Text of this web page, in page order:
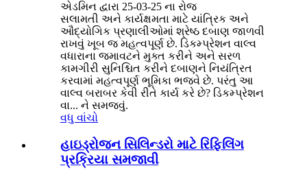
એડમિન દ્વારા 25-03-25 ના રોજ
સલામતી અને કાર્યક્ષમતા માટે યાંત્રિક અને
ઔદ્યોગિક પ્રણાલીઓમાં શ્રેષ્ઠ દબાણ જાળવી
રાખવું ખૂબ જ મહત્વપૂર્ણ છે. ડિકમ્પ્રેશન વાલ્વ
વધારાના જમાવટને મુક્ત કરીને અને સરળ
કામગીરી સુનિશ્ચિત કરીને દબાણને નિયંત્રિત
કરવામાં મહત્વપૂર્ણ ભૂમિકા ભજવે છે. પરંતુ આ
વાલ્વ બરાબર કેવી રીતે કાર્ય કરે છે? ડિકમ્પ્રેશન
વા... ને સમજવું.
વધુ વાંચો
હાઇડ્રોજન સિલિન્ડરો માટે રિફિલિંગ
પ્રક્રિયા સમજાવી